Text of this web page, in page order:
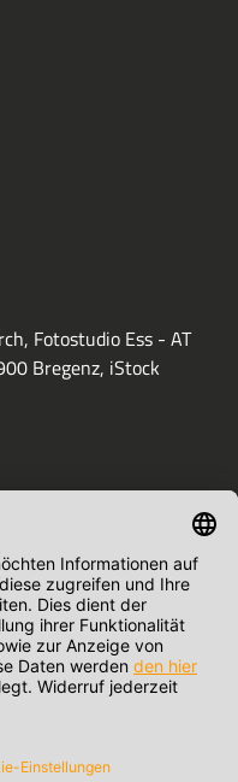
Fotostudio Ess - AT
Bregenz, iStock